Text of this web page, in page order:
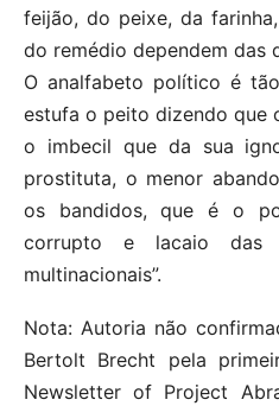
feijão, do peixe, da
do remédio dependem das
O analfabeto político é
estufa o peito dizendo que
o imbecil que da sua
prostituta, o menor
os bandidos, que é o
corrupto e lacaio das
multinacionais”.
Nota: Autoria não
Bertolt Brecht pela
Newsletter of Project